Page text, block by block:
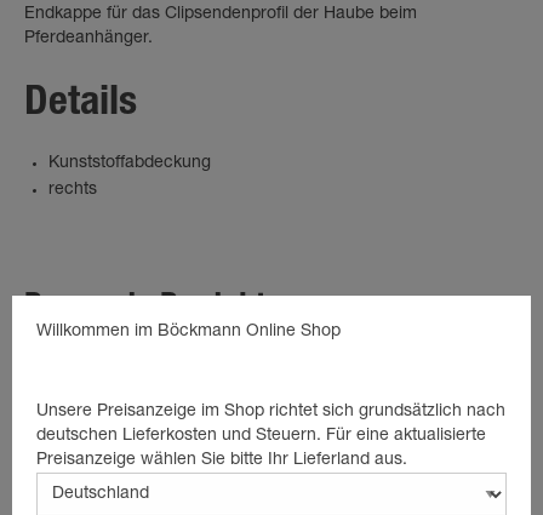
Endkappe für das Clipsendenprofil der Haube beim
Pferdeanhänger.
Details
Kunststoffabdeckung
rechts
Willkommen im Böckmann Online Shop
Unsere Preisanzeige im Shop richtet sich grundsätzlich nach
deutschen Lieferkosten und Steuern. Für eine aktualisierte
Preisanzeige wählen Sie bitte Ihr Lieferland aus.